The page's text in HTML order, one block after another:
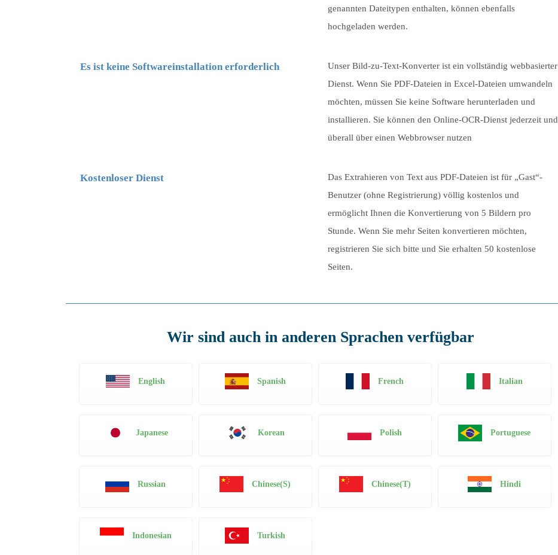
genannten Dateitypen enthalten, können ebenfalls
hochgeladen werden.
Es ist keine Softwareinstallation erforderlich
Unser Bild-zu-Text-Konverter ist ein vollständig webbasierter
Dienst. Wenn Sie PDF-Dateien in Excel-Dateien umwandeln
möchten, müssen Sie keine Software herunterladen und
installieren. Sie können den Online-OCR-Dienst jederzeit und
überall über einen Webbrowser nutzen
Kostenloser Dienst
Das Extrahieren von Text aus PDF-Dateien ist für „Gast“-
Benutzer (ohne Registrierung) völlig kostenlos und
ermöglicht Ihnen die Konvertierung von 5 Bildern pro
Stunde. Wenn Sie mehr Seiten konvertieren möchten,
registrieren Sie sich bitte und Sie erhalten 50 kostenlose
Seiten.
Wir sind auch in anderen Sprachen verfügbar
English Spanish French Italian
Japanese Korean Polish Portuguese
Russian Chinese(S) Chinese(T) Hindi
Indonesian Turkish